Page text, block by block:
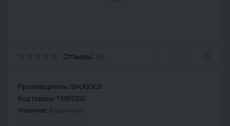
Отзывы: (0)
Производитель: BAUGOLD
Код товара: 15997202
Наличие: В наличии